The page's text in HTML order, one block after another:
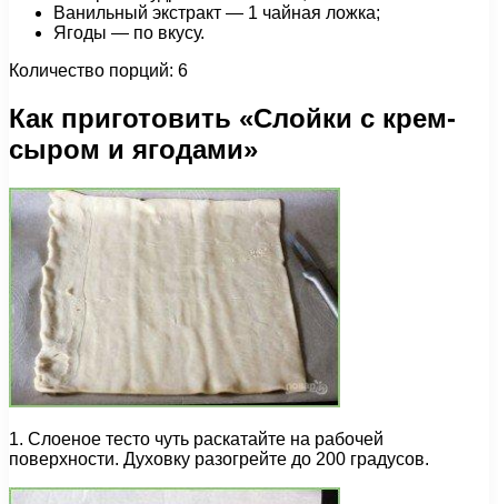
Ванильный экстракт — 1 чайная ложка;
Ягоды — по вкусу.
Количество порций: 6
Как приготовить «Слойки с крем-
сыром и ягодами»
1. Слоеное тесто чуть раскатайте на рабочей
поверхности. Духовку разогрейте до 200 градусов.